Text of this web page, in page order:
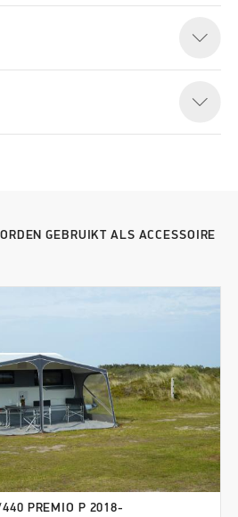
GEBRUIKT ALS ACCESSOIRE
PREMIO P 2018-